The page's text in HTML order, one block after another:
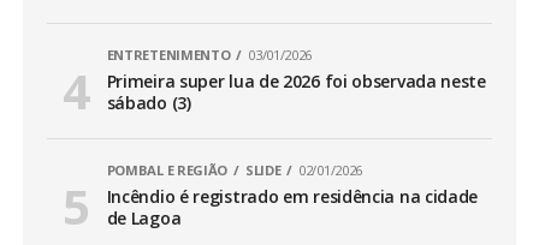
ENTRETENIMENTO 03/01/2026
Primeira super lua de 2026 foi observada neste
sábado (3)
POMBAL E REGIÃO SLIDE 02/01/2026
Incêndio é registrado em residência na cidade
de Lagoa